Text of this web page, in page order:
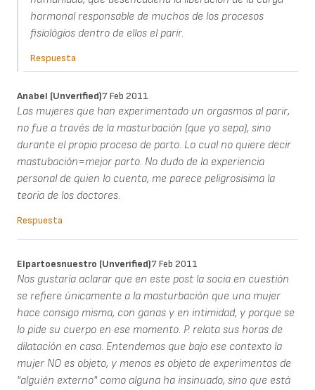
hormonal responsable de muchos de los procesos
fisiológios dentro de ellos el parir.
Respuesta
Anabel (unverified)7 Feb 2011
Las mujeres que han experimentado un orgasmos al parir,
no fue a través de la masturbación (que yo sepa), sino
durante el propio proceso de parto. Lo cual no quiere decir
mastubación=mejor parto. No dudo de la experiencia
personal de quien lo cuenta, me parece peligrosisima la
teoria de los doctores.
Respuesta
Elpartoesnuestro (unverified)7 Feb 2011
Nos gustaría aclarar que en este post la socia en cuestión
se refiere únicamente a la masturbación que una mujer
hace consigo misma, con ganas y en intimidad, y porque se
lo pide su cuerpo en ese momento. P. relata sus horas de
dilatación en casa. Entendemos que bajo ese contexto la
mujer NO es objeto, y menos es objeto de experimentos de
"alguién externo" como alguna ha insinuado, sino que está